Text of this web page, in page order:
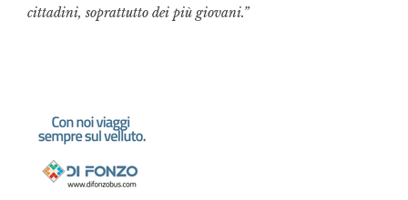
cittadini, soprattutto dei più giovani.”